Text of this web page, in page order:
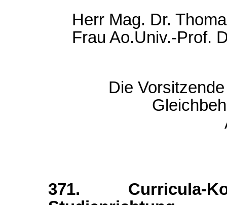
Herr Mag. Dr.
Frau Ao.Univ.-Prof.
Die
371.